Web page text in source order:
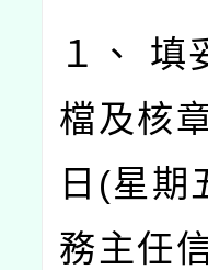
１、 填
檔及核
日(星
務主任